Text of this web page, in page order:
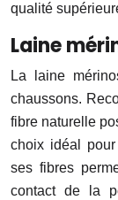
qualité
Laine
La laine
chaussons.
fibre naturelle
choix idéal
ses fibres
contact de la